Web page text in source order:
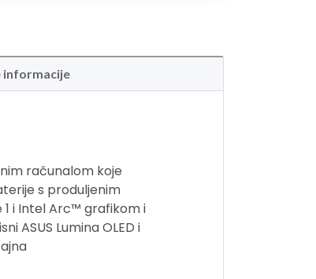
informacije
računalom koje
s produljenim
i Intel Arc™ grafikom i
ASUS Lumina OLED i